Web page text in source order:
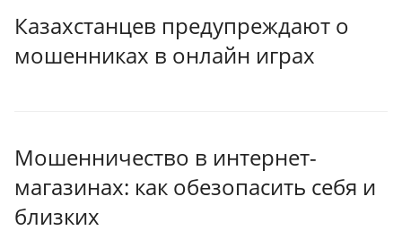
Казахстанцев предупреждают о
мошенниках в онлайн играх
Мошенничество в интернет-
магазинах: как обезопасить себя и
близких